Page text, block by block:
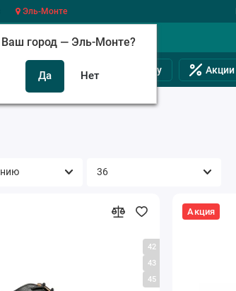
Эль-Монте
Ваш город — Эль-Монте?
Обувь на полную ногу Акции
42
43
45
Акция